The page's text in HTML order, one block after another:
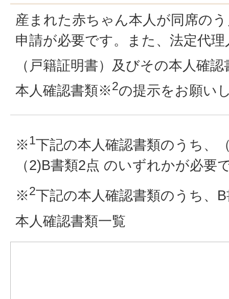
産まれた赤ちゃん本人が同席の
申請が必要です。また、法定代
（戸籍証明書）及びその本人確
本人確認書類※2の提示をお願い
※1下記の本人確認書類のうち、
（2)B書類2点 のいずれかが必要
※2下記の本人確認書類のうち、
本人確認書類一覧